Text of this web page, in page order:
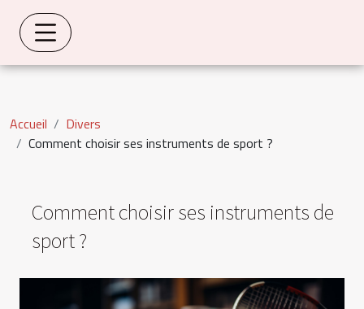
Accueil
Divers
Comment choisir ses instruments de sport ?
Comment choisir ses instruments de
sport ?